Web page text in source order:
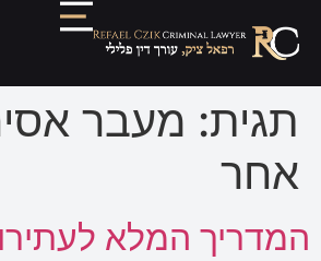
תגית: מעבר
אחר
המדריך המלא